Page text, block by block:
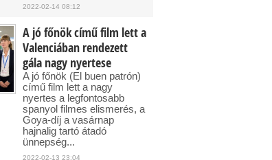
2022-02-14 08:12
A jó főnök című film lett a
Valenciában rendezett
gála nagy nyertese
A jó főnök (El buen patrón)
című film lett a nagy
nyertes a legfontosabb
spanyol filmes elismerés, a
Goya-díj a vasárnap
hajnalig tartó átadó
ünnepség...
2022-02-13 23:04